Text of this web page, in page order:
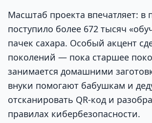
Масштаб проекта впечатляет: в
поступило более 672 тысяч
пачек сахара. Особый акцент
поколений — пока старшее
занимается домашними
внуки помогают бабушкам и
отсканировать QR-код и
правилах кибербезопасности.